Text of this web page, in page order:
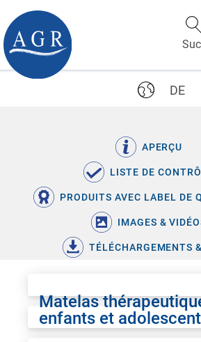
DE
APERÇU
LISTE DE
PRODUITS AVEC LABEL DE
IMAGES &
TÉLÉCHARGEMENTS
Matelas
enfants et